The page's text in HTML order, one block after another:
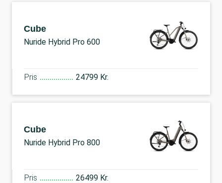
Cube
Nuride Hybrid Pro 600
Pris 24799 Kr.
Cube
Nuride Hybrid Pro 800
Pris 26499 Kr.